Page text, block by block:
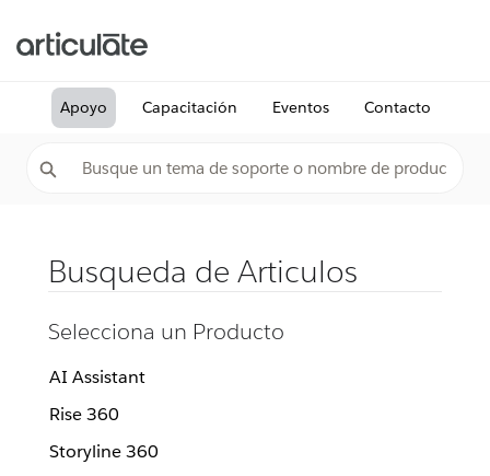
Apoyo Capacitación Eventos Contacto
Busqueda de Articulos
Selecciona un Producto
AI Assistant
Rise 360
Storyline 360